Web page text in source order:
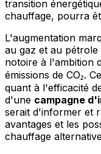
transition
chauffage, pourra
L'augmentation
au gaz et au
notoire à l'ambition
émissions de CO₂.
quant à l'efficacité
d'une campagne
serait d'informer et
avantages et les
chauffage